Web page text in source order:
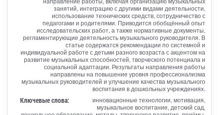
занятий, интеграцию с другими видами деятельности,
использование технических средств, сотрудничество с
педагогами и родителями. Приводится обобщённый опыт
исследовательских работ, а также нормативные документы,
регламентирующие деятельность музыкального руководителя. В
статье содержатся рекомендации по системной и
индивидуальной работе с детьми разного возраста с акцентом на
развитие музыкальных способностей, творческого потенциала и
социальной адаптации. Результаты направления работы
направлены на повышение уровня профессионализма
музыкальных руководителей и улучшение качества музыкального
воспитания в дошкольных учреждениях.
Ключевые слова:
инновационные технологии, мотивация,
музыкальное воспитание, детский сад,